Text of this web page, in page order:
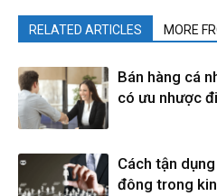
RELATED ARTICLES MORE
Bán hàng cá
có ưu nhược
Cách tận
đông trong